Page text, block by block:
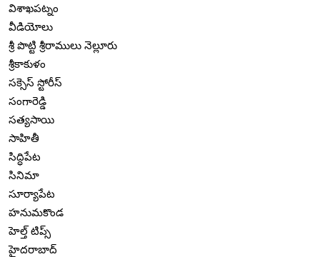
విశాఖపట్నం
వీడియోలు
శ్రీ పొట్టి శ్రీరాములు నెల్లూరు
శ్రీకాకుళం
సక్సెస్ స్టోరీస్
సంగారెడ్డి
సత్యసాయి
సాహితీ
సిద్ధిపేట
సినిమా
సూర్యాపేట
హనుమకొండ
హెల్త్ టిప్స్
హైదరాబాద్